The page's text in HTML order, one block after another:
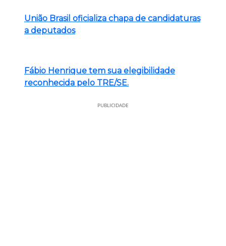
União Brasil oficializa chapa de candidaturas
a deputados
Fábio Henrique tem sua elegibilidade
reconhecida pelo TRE/SE.
PUBLICIDADE